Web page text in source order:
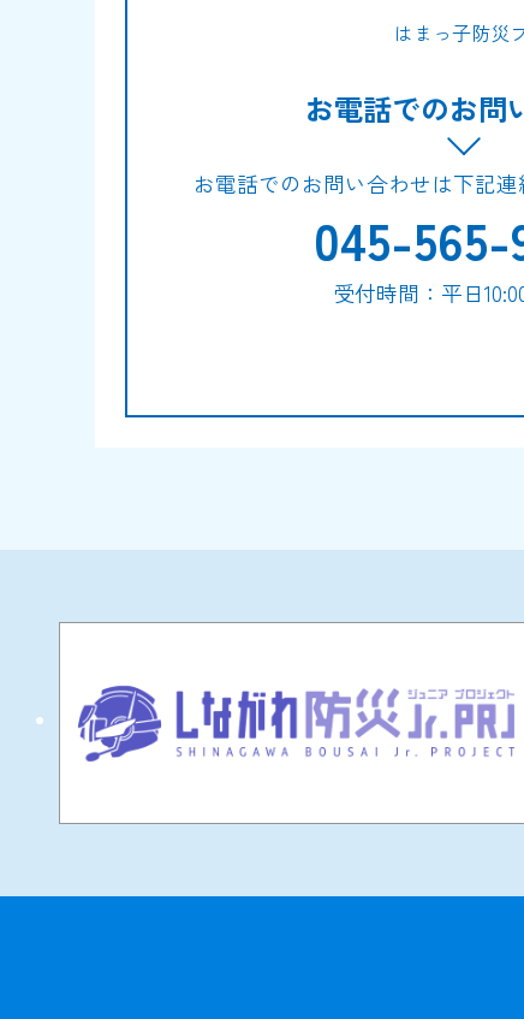
はまっ子防災
お電話でのお問
お電話でのお問い合わせは下記連
045-565-
受付時間：平日